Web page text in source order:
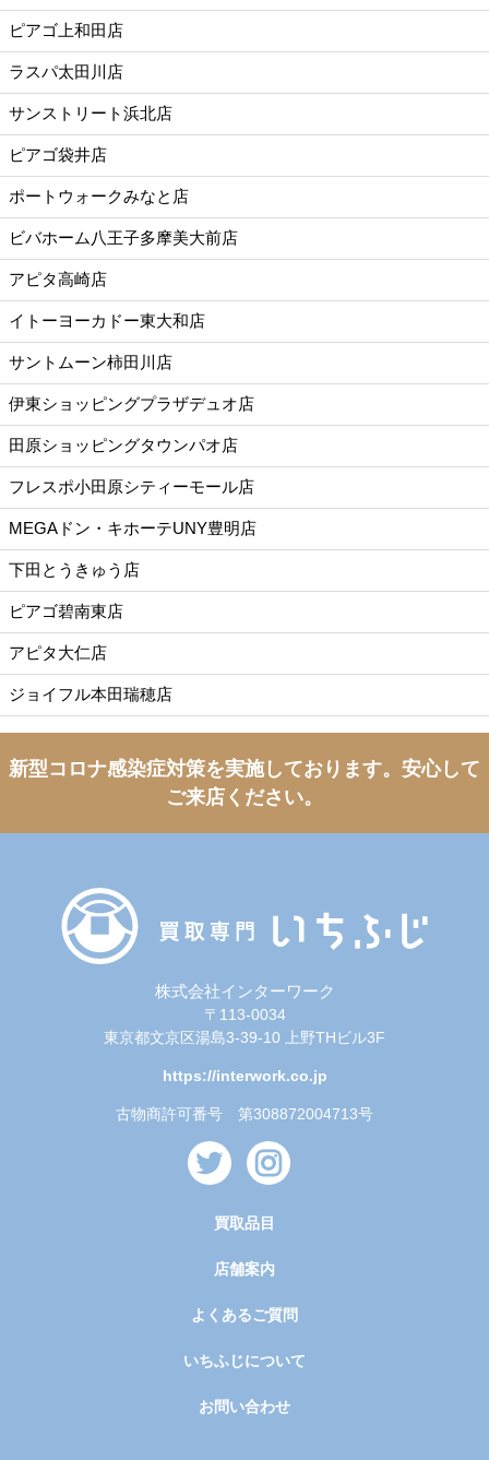
ピアゴ上和田店
ラスパ太田川店
サンストリート浜北店
ピアゴ袋井店
ポートウォークみなと店
ビバホーム八王子多摩美大前店
アピタ高崎店
イトーヨーカドー東大和店
サントムーン柿田川店
伊東ショッピングプラザデュオ店
田原ショッピングタウンパオ店
フレスポ小田原シティーモール店
MEGAドン・キホーテUNY豊明店
下田とうきゅう店
ピアゴ碧南東店
アピタ大仁店
ジョイフル本田瑞穂店
新型コロナ感染症対策を実施しております。 安心して
ご来店ください。
株式会社インターワーク
〒113-0034
東京都文京区湯島3-39-10 上野THビル3F
https://interwork.co.jp
古物商許可番号 第308872004713号
買取品目
店舗案内
よくあるご質問
いちふじについて
お問い合わせ